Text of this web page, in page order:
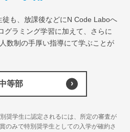
徒も、放課後などにN Code Laboへ
グラミング学習に加えて、さらに
数制の手厚い指導にて学ぶことが
等部
奨学生に認定されるには、所定の審査が
のみで特別奨学生としての入学が確約さ